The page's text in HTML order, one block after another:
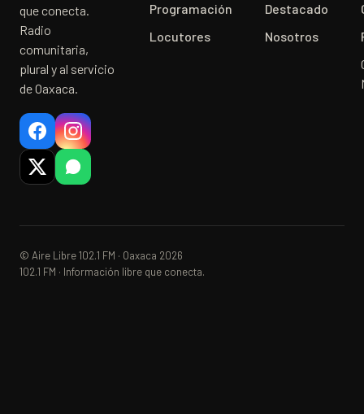
que conecta.
Radio
comunitaria,
plural y al servicio
de Oaxaca.
Programación
Locutores
Destacado
Nosotros
© Aire Libre 102.1 FM · Oaxaca 2026
102.1 FM · Información libre que conecta.